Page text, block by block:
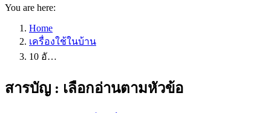
You are here:
Home
เครื่องใช้ในบ้าน
10 อั…
สารบัญ : เลือกอ่านตามหัวข้อ